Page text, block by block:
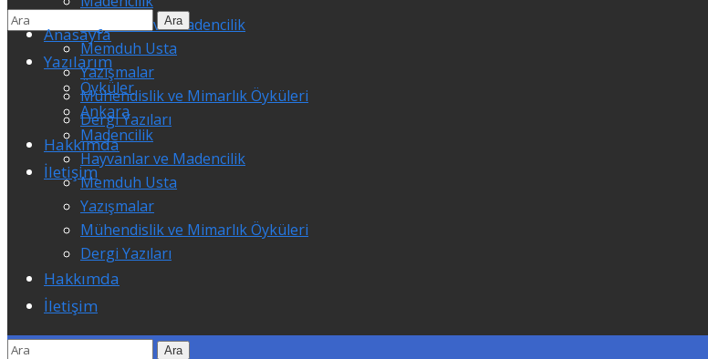
Hayvanlar ve Madencilik
Memduh Usta
Yazışmalar
Mühendislik ve Mimarlık Öyküleri
Dergi Yazıları
Hakkımda
İletişim
Anasayfa
Yazılarım
Öyküler
Ankara
Madencilik
Hayvanlar ve Madencilik
Memduh Usta
Yazışmalar
Mühendislik ve Mimarlık Öyküleri
Dergi Yazıları
Hakkımda
İletişim